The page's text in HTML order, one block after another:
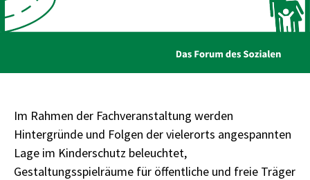
Im Rahmen der Fachveranstaltung werden
Hintergründe und Folgen der vielerorts angespannten
Lage im Kinderschutz beleuchtet,
Gestaltungsspielräume für öffentliche und freie Träger